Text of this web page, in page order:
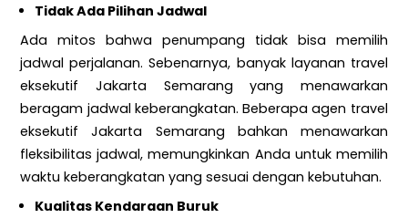
Tidak Ada Pilihan Jadwal
Ada mitos bahwa penumpang tidak bisa memilih
jadwal perjalanan. Sebenarnya, banyak layanan travel
eksekutif Jakarta Semarang yang menawarkan
beragam jadwal keberangkatan. Beberapa agen travel
eksekutif Jakarta Semarang bahkan menawarkan
fleksibilitas jadwal, memungkinkan Anda untuk memilih
waktu keberangkatan yang sesuai dengan kebutuhan.
Kualitas Kendaraan Buruk